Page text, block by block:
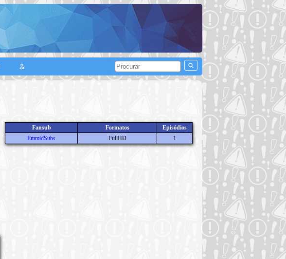
Fansub Formatos
Episódios
EmmidSubs
FullHD 1